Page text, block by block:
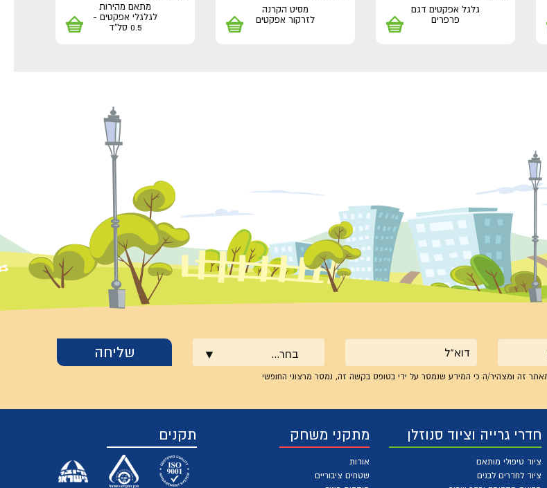
גלגל אפקטים דגם
פרפרים
מסיט הקרנה
לזרקור אפקטים
מתאם מהירות
לגלגלי אפקטים -
0.5 סל"ד
בחר...
זה ומצהיר/ה כי המידע שנמסר על ידי בטופס בקשה זה, נמסר מרצוני החופשי
תקנים חדרי גרייה וציוד סנוזלן
ציוד טיפולי מותאם
ציוד לחדרים לבנים
מתקני משחק
אודות
שטחים ציבוריים